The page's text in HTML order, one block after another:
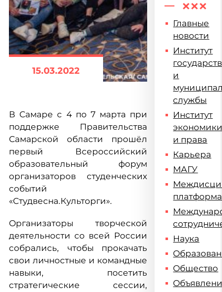
15.03.2022
В Самаре с 4 по 7 марта при
поддержке Правительства
Самарской области прошёл
первый Всероссийский
образовательный форум
организаторов студенческих
событий
«Студвесна.Культорги».
Организаторы творческой
деятельности со всей России
собрались, чтобы прокачать
свои личностные и командные
навыки, посетить
стратегические сессии,
Главные
новости
Институт
и
службы
Институт
и права
Карьера
МАГУ
платформа
Наука
Общество